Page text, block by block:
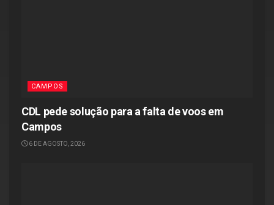
CAMPOS
CDL pede solução para a falta de voos em
Campos
6 DE AGOSTO, 2026